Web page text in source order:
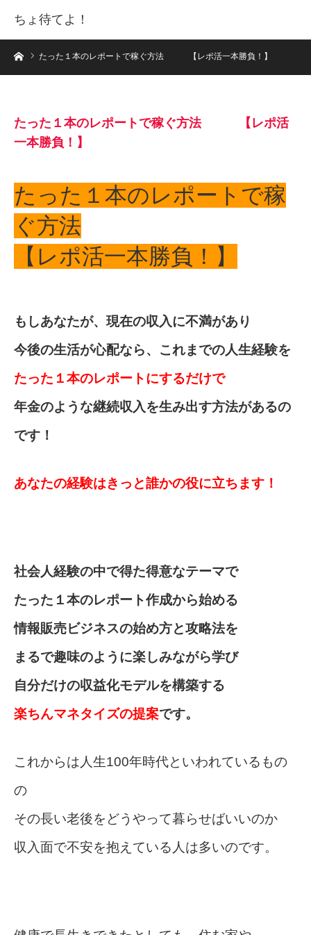
ちょ待てよ！
ホームたった１本のレポートで稼ぐ方法 【レポ活一本勝負！】
たった１本のレポートで稼ぐ方法 【レポ活
一本勝負！】
たった１本のレポートで稼
ぐ方法
【レポ活一本勝負！】
もしあなたが、現在の収入に不満があり
今後の生活が心配なら、これまでの人生経験を
たった１本のレポートにするだけで
年金のような継続収入を生み出す方法があるの
です！
あなたの経験はきっと誰かの役に立ちます！
社会人経験の中で得た得意なテーマで
たった１本のレポート作成から始める
情報販売ビジネスの始め方と攻略法を
まるで趣味のように楽しみながら学び
自分だけの収益化モデルを構築する
楽ちんマネタイズの提案です。
これからは人生100年時代といわれているもの
の
その長い老後をどうやって暮らせばいいのか
収入面で不安を抱えている人は多いのです。